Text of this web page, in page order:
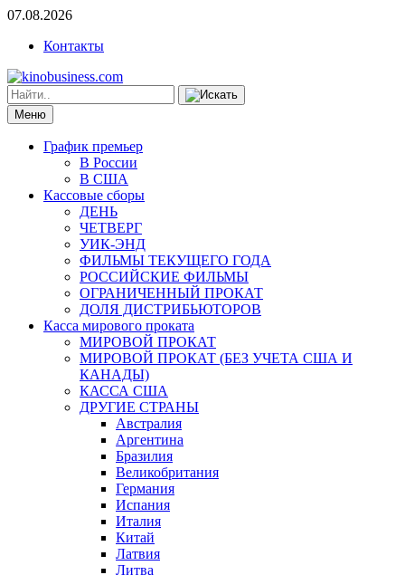
07.08.2026
Контакты
Меню
График премьер
В России
В США
Кассовые сборы
ДЕНЬ
ЧЕТВЕРГ
УИК-ЭНД
ФИЛЬМЫ ТЕКУЩЕГО ГОДА
РОССИЙСКИЕ ФИЛЬМЫ
ОГРАНИЧЕННЫЙ ПРОКАТ
ДОЛЯ ДИСТРИБЬЮТОРОВ
Касса мирового проката
МИРОВОЙ ПРОКАТ
МИРОВОЙ ПРОКАТ (БЕЗ УЧЕТА США И
КАНАДЫ)
КАССА США
ДРУГИЕ СТРАНЫ
Австралия
Аргентина
Бразилия
Великобритания
Германия
Испания
Италия
Китай
Латвия
Литва